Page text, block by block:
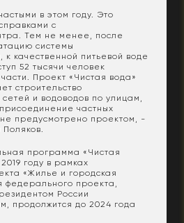
в этом году. Это
с
Тем не менее, после
системы
к качественной питьевой воде
52 тысячи человек
Проект «Чистая вода»
строительство
и водоводов по улицам,
частных
предусмотрено проектом, -
Поляков.
программа «Чистая
году в рамках
«Жилье и городская
проекта,
России
продолжится до 2024 года